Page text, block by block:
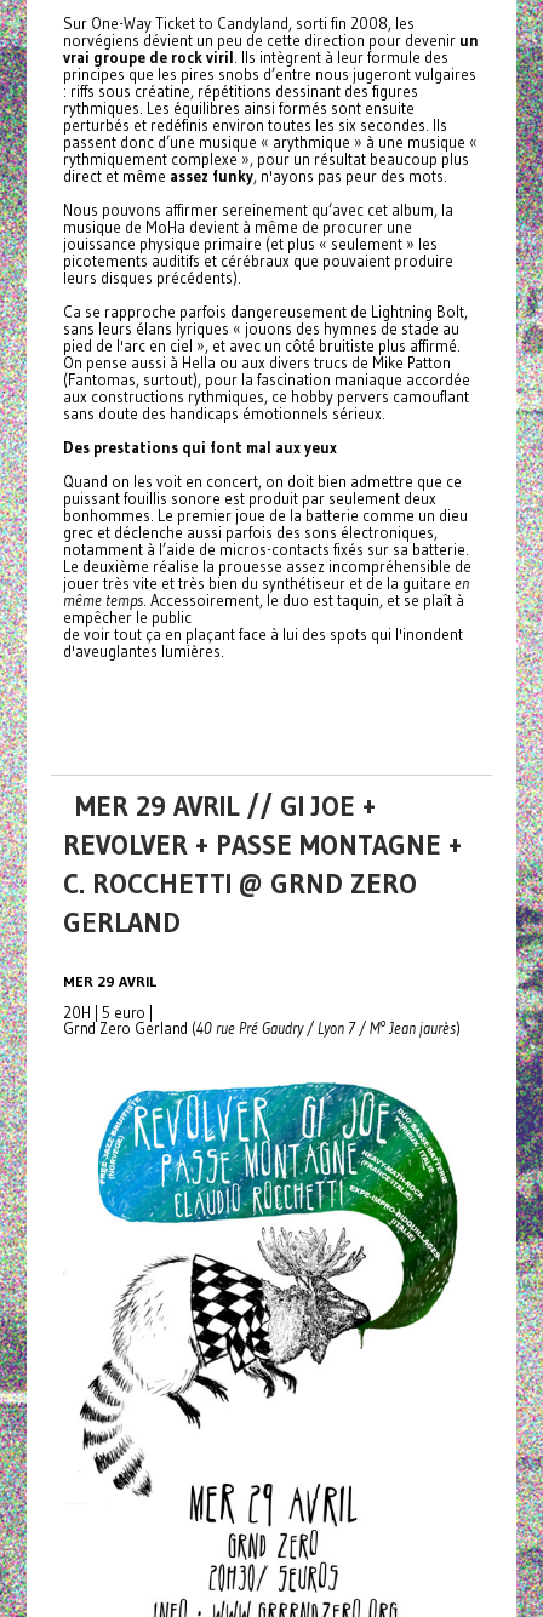
Sur One-Way Ticket to Candyland, sorti fin 2008, les
norvégiens dévient un peu de cette direction pour devenir un
vrai groupe de rock viril . Ils intègrent à leur formule des
principes que les pires snobs d’entre nous jugeront vulgaires
: riffs sous créatine, répétitions dessinant des figures
rythmiques. Les équilibres ainsi formés sont ensuite
perturbés et redéfinis environ toutes les six secondes. Ils
passent donc d’une musique « arythmique » à une musique «
rythmiquement complexe », pour un résultat beaucoup plus
direct et même assez funky, n'ayons pas peur des mots.
Nous pouvons affirmer sereinement qu’avec cet album, la
musique de MoHa devient à même de procurer une
jouissance physique primaire (et plus « seulement » les
picotements auditifs et cérébraux que pouvaient produire
leurs disques précédents).
Ca se rapproche parfois dangereusement de Lightning Bolt,
sans leurs élans lyriques « jouons des hymnes de stade au
pied de l'arc en ciel », et avec un côté bruitiste plus affirmé.
On pense aussi à Hella ou aux divers trucs de Mike Patton
(Fantomas, surtout), pour la fascination maniaque accordée
aux constructions rythmiques, ce hobby pervers camouflant
sans doute des handicaps émotionnels sérieux.
Des prestations qui font mal aux yeux
Quand on les voit en concert, on doit bien admettre que ce
puissant fouillis sonore est produit par seulement deux
bonhommes. Le premier joue de la batterie comme un dieu
grec et déclenche aussi parfois des sons électroniques,
notamment à l’aide de micros-contacts fixés sur sa batterie.
Le deuxième réalise la prouesse assez incompréhensible de
jouer très vite et très bien du synthétiseur et de la guitare en
même temps. Accessoirement, le duo est taquin, et se plaît à
empêcher le public
de voir tout ça en plaçant face à lui des spots qui l'inondent
d'aveuglantes lumières.
MER 29 AVRIL // GI JOE +
REVOLVER + PASSE MONTAGNE +
C. ROCCHETTI @ GRND ZERO
GERLAND
MER 29 AVRIL
20H | 5 euro |
Grnd Zero Gerland (40 rue Pré Gaudry / Lyon 7 / M° Jean jaurès)